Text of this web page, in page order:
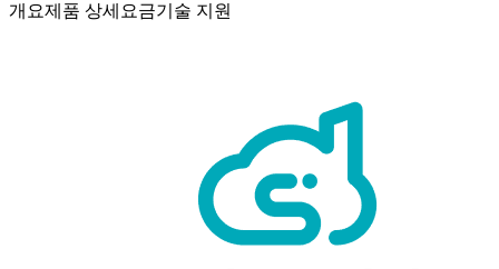
개요제품 상세 요금기술 지원